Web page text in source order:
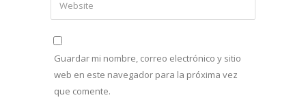
Guardar mi nombre, correo electrónico y sitio
web en este navegador para la próxima vez
que comente.